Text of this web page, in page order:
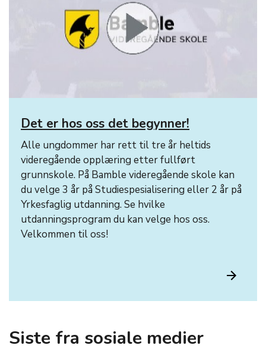
Det er hos oss det begynner!
Alle ungdommer har rett til tre år heltids
videregående opplæring etter fullført
grunnskole. På Bamble videregående skole kan
du velge 3 år på Studiespesialisering eller 2 år på
Yrkesfaglig utdanning. Se hvilke
utdanningsprogram du kan velge hos oss.
Velkommen til oss!
Siste fra sosiale medier